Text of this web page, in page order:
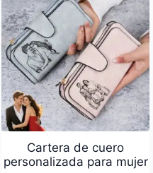
59,00 €
Cartera de cuero
personalizada para mujer